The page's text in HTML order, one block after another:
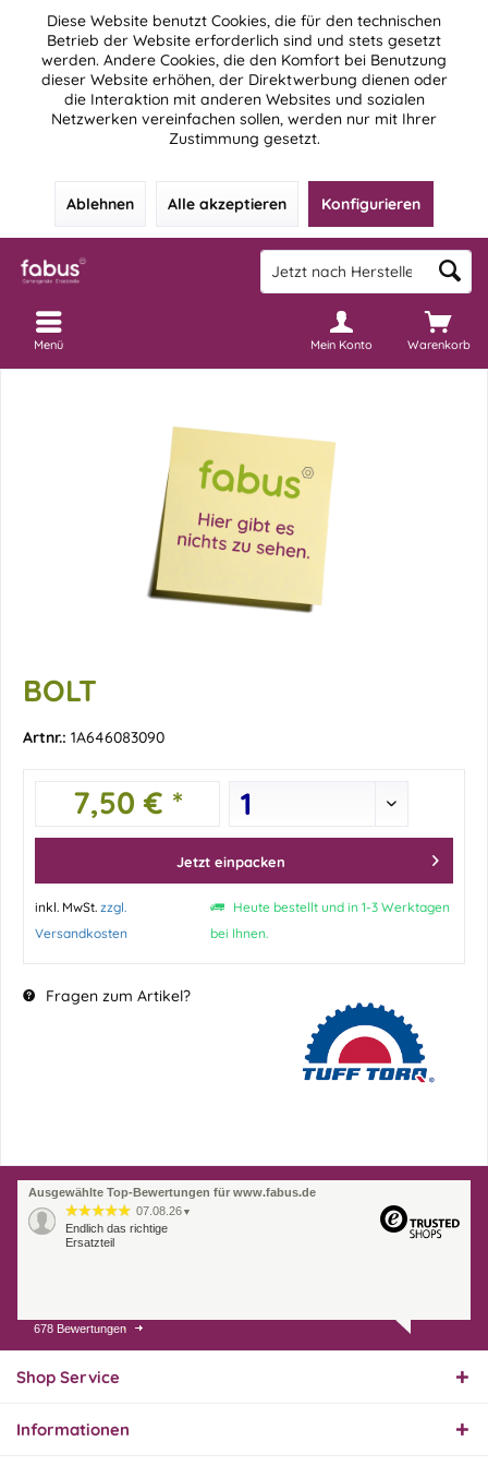
Diese Website benutzt Cookies, die für den technischen
Betrieb der Website erforderlich sind und stets gesetzt
werden. Andere Cookies, die den Komfort bei Benutzung
dieser Website erhöhen, der Direktwerbung dienen oder
die Interaktion mit anderen Websites und sozialen
Netzwerken vereinfachen sollen, werden nur mit Ihrer
Zustimmung gesetzt.
Ablehnen Alle akzeptieren Konfigurieren
Warenkorb
Mein Konto
Menü
BOLT
Artnr.: 1A646083090
7,50 € *
Jetzt einpacken
inkl. MwSt. zzgl.
Versandkosten
Heute bestellt und in 1-3 Werktagen
bei Ihnen.
Fragen zum Artikel?
Ausgewählte Top-Bewertungen für www.fabus.de
07.08.26 ▼
Endlich das richtige
Ersatzteil
01.08.26
Innerhalb 2 Tagen Ware
678 Bewertungen
Shop Service
Informationen